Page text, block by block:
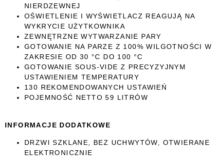
NIERDZEWNEJ
OŚWIETLENIE I WYŚWIETLACZ REAGUJĄ NA
WYKRYCIE UŻYTKOWNIKA
ZEWNĘTRZNE WYTWARZANIE PARY
GOTOWANIE NA PARZE Z 100% WILGOTNOŚCI W
ZAKRESIE OD 30 °C DO 100 °C
GOTOWANIE SOUS-VIDE Z PRECYZYJNYM
USTAWIENIEM TEMPERATURY
130 REKOMENDOWANYCH USTAWIEŃ
POJEMNOŚĆ NETTO 59 LITRÓW
INFORMACJE DODATKOWE
DRZWI SZKLANE, BEZ UCHWYTÓW, OTWIERANE
ELEKTRONICZNIE